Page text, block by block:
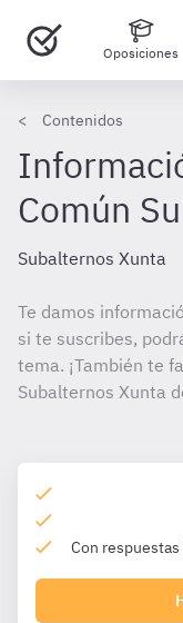
Oposiciones
Contenidos
Común
Subalternos Xunta
Te damos
si te suscribes,
tema. ¡También te
Subalternos Xunta
Con